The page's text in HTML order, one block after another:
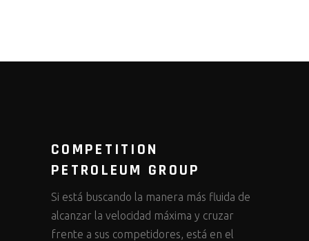
COMPETITION
PETROLEUM GROUP
Si está buscando la manera más fluida de
alcanzar la velocidad máxima y cruzar
frente a sus competidores, está en el